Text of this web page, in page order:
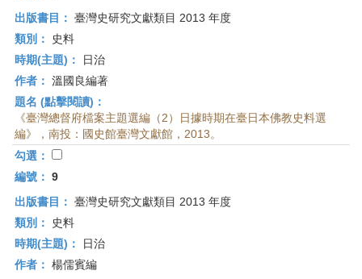
出版書目： 臺灣史研究文獻類目 2013 年度
類別：
史料
時期(主題)：
日治
作者： 溫國良編著
題名 (點擊閱讀)：
《臺灣總督府檔案主題選編（2）日據時期在臺日本佛教史料選
編》，南投：國史館臺灣文獻館，2013。
勾選：
編號： 9
出版書目： 臺灣史研究文獻類目 2013 年度
類別：
史料
時期(主題)：
日治
作者： 楊儒賓編